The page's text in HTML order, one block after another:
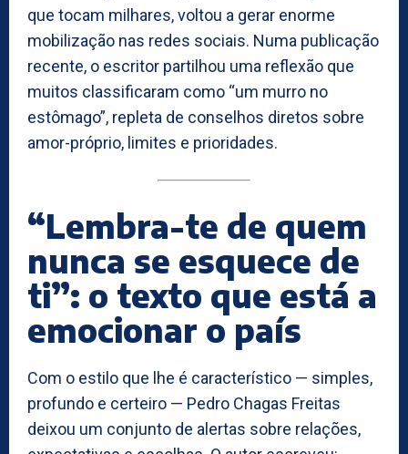
que tocam milhares, voltou a gerar enorme
mobilização nas redes sociais. Numa publicação
recente, o escritor partilhou uma reflexão que
muitos classificaram como “um murro no
estômago”, repleta de conselhos diretos sobre
amor-próprio, limites e prioridades.
“Lembra-te de quem
nunca se esquece de
ti”: o texto que está a
emocionar o país
Com o estilo que lhe é característico — simples,
profundo e certeiro — Pedro Chagas Freitas
deixou um conjunto de alertas sobre relações,